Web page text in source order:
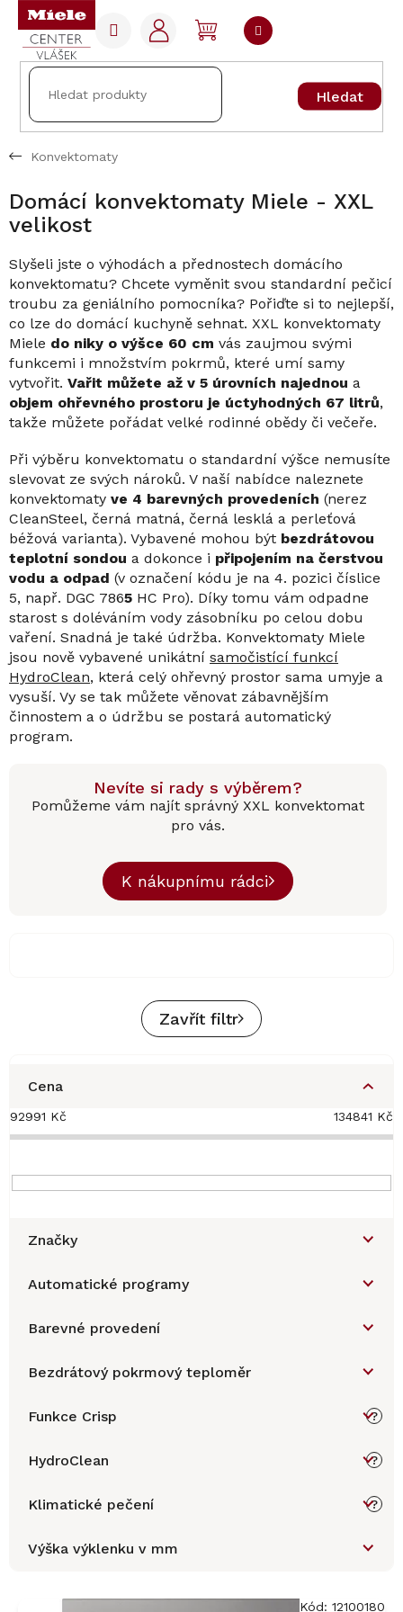
Přejít
obsah
Hledat
NÁKUPNÍ
KOŠÍK
Konvektomaty
Domácí konvektomaty Miele - XXL
velikost
Slyšeli jste o výhodách a přednostech domácího
konvektomatu? Chcete vyměnit svou standardní pečicí
troubu za geniálního pomocníka? Pořiďte si to nejlepší,
co lze do domácí kuchyně sehnat. XXL konvektomaty
Miele do niky o výšce 60 cm vás zaujmou svými
funkcemi i množstvím pokrmů, které umí samy
vytvořit. Vařit můžete až v 5 úrovních najednou a
objem ohřevného prostoru je úctyhodných 67 litrů,
takže můžete pořádat velké rodinné obědy či večeře.
Při výběru konvektomatu o standardní výšce nemusíte
slevovat ze svých nároků. V naší nabídce naleznete
konvektomaty ve 4 barevných provedeních (nerez
CleanSteel, černá matná, černá lesklá a perleťová
béžová varianta). Vybavené mohou být bezdrátovou
teplotní sondou a dokonce i připojením na čerstvou
vodu a odpad (v označení kódu je na 4. pozici číslice
5, např. DGC 7865 HC Pro). Díky tomu vám odpadne
starost s doléváním vody zásobníku po celou dobu
vaření. Snadná je také údržba. Konvektomaty Miele
jsou nově vybavené unikátní samočistící funkcí
HydroClean, která celý ohřevný prostor sama umyje a
vysuší. Vy se tak můžete věnovat zábavnějším
činnostem a o údržbu se postará automatický
program.
Nevíte si rady s výběrem?
Pomůžeme vám najít správný XXL konvektomat
pro vás.
K nákupnímu rádci
Zavřít filtr
Cena
92991 Kč 134841 Kč
Značky
Automatické programy
Barevné provedení
Bezdrátový pokrmový teploměr
Funkce Crisp ?
HydroClean ?
Klimatické pečení ?
Výška výklenku v mm
Kód: 12100180